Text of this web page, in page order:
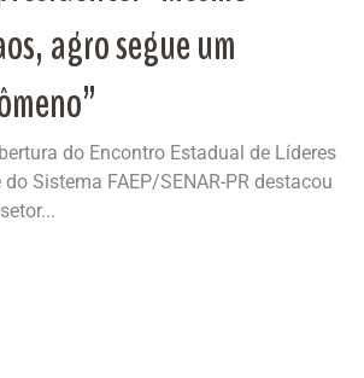
agro segue um
do Encontro Estadual de Líderes
Sistema FAEP/SENAR-PR destacou